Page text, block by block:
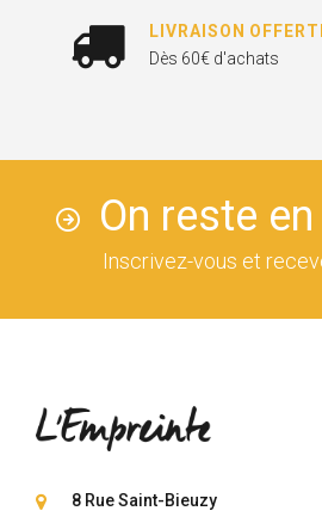
LIVRAISON
Dès 60€ d'achats
On reste
Inscrivez-vous et
8 Rue Saint-Bieuzy